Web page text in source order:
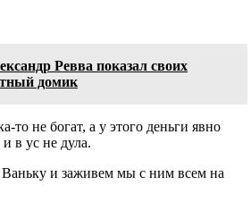
Ревва показал своих
домик
не богат, а у этого деньги явно
в ус не дула.
и заживем мы с ним всем на